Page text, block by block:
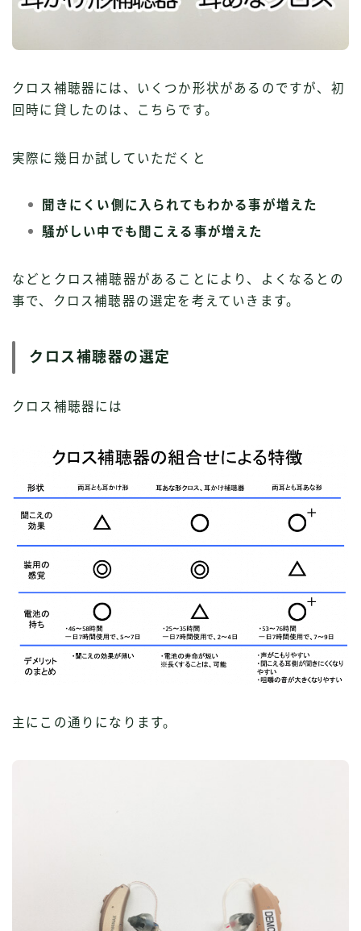
クロス補聴器には、いくつか形状があるのですが、初
回時に貸したのは、こちらです。
実際に幾日か試していただくと
聞きにくい側に入られてもわかる事が増えた
騒がしい中でも聞こえる事が増えた
などとクロス補聴器があることにより、よくなるとの
事で、クロス補聴器の選定を考えていきます。
クロス補聴器の選定
クロス補聴器には
主にこの通りになります。